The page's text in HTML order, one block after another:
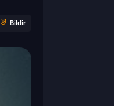
Bildir